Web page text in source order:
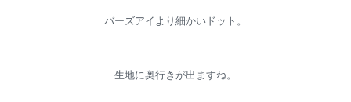
バーズアイより細かいドット。
生地に奥行きが出ますね。